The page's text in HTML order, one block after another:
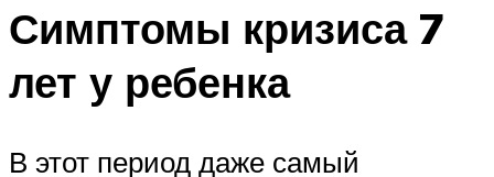
Симптомы кризиса 7
лет у ребенка
В этот период даже самый